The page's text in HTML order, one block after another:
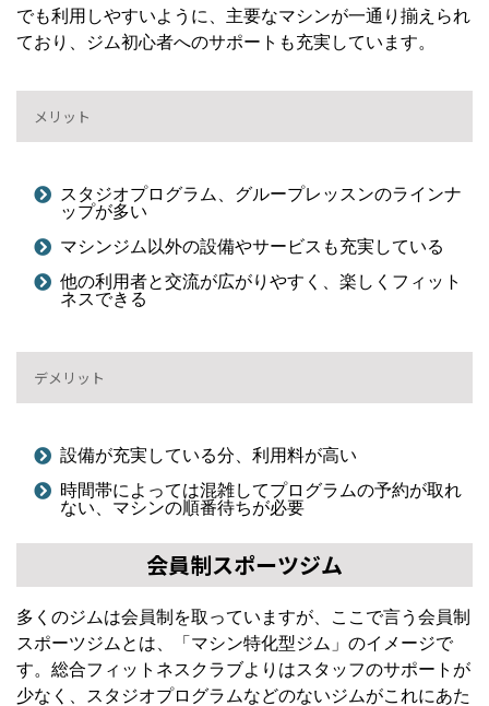
でも利用しやすいように、主要なマシンが一通り揃えられ
ており、ジム初心者へのサポートも充実しています。
メリット
スタジオプログラム、グループレッスンのラインナ
ップが多い
マシンジム以外の設備やサービスも充実している
他の利用者と交流が広がりやすく、楽しくフィット
ネスできる
デメリット
設備が充実している分、利用料が高い
時間帯によっては混雑してプログラムの予約が取れ
ない、マシンの順番待ちが必要
会員制スポーツジム
多くのジムは会員制を取っていますが、ここで言う会員制
スポーツジムとは、「マシン特化型ジム」のイメージで
す。総合フィットネスクラブよりはスタッフのサポートが
少なく、スタジオプログラムなどのないジムがこれにあた